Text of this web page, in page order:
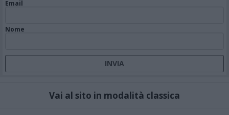
Email
Nome
Vai al sito in modalità classica